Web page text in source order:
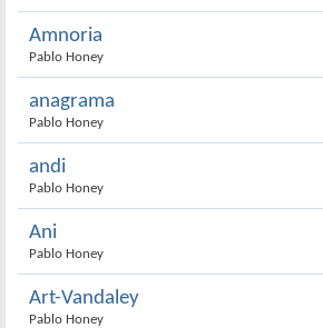
Amnoria
Pablo Honey
anagrama
Pablo Honey
andi
Pablo Honey
Ani
Pablo Honey
Art-Vandaley
Pablo Honey